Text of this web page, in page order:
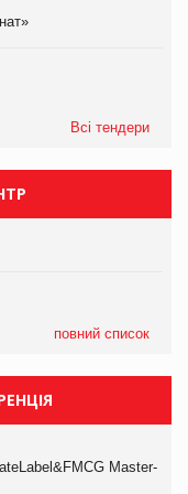
Всі тендери
повний список
Master-